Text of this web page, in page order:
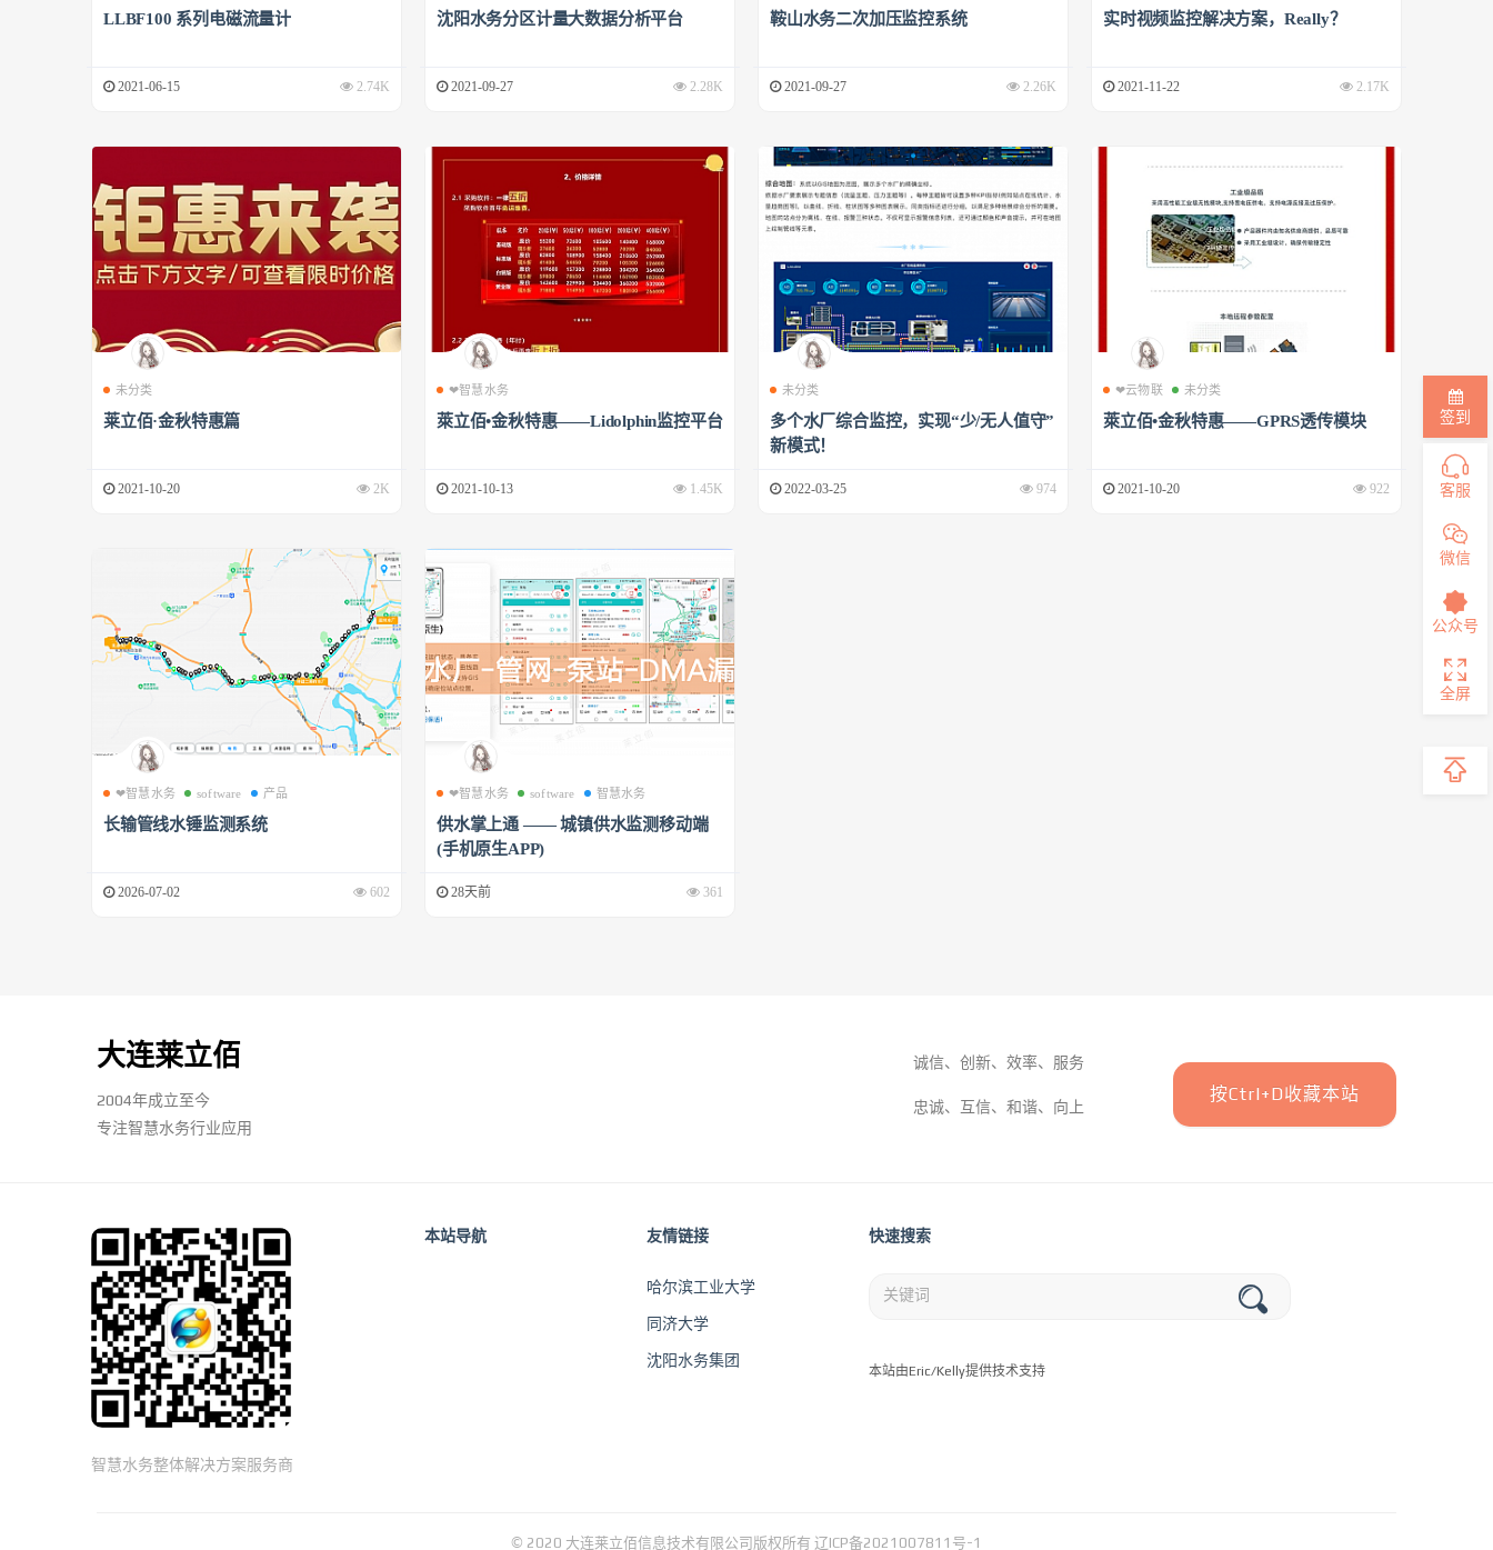
LLBF100 系列电磁流量计
2021-06-15 2.74K
沈阳水务分区计量大数据分析平台
2021-09-27 2.28K
鞍山水务二次加压监控系统
2021-09-27 2.26K
实时视频监控解决方案，Really？
2021-11-22 2.17K
未分类
莱立佰·金秋特惠篇
2021-10-20 2K
❤智慧水务
萊立佰•金秋特惠——Lidolphin监控平台
2021-10-13 1.45K
未分类
多个水厂综合监控，实现“少/无人值守”
新模式！
2022-03-25 974
❤云物联 未分类
萊立佰•金秋特惠——GPRS透传模块
2021-10-20 922
❤智慧水务 software 产品
长输管线水锤监测系统
2026-07-02 602
❤智慧水务 software 智慧水务
供水掌上通 —— 城镇供水监测移动端
(手机原生APP)
28天前 361
大连莱立佰
2004年成立至今
专注智慧水务行业应用
按Ctrl+D收藏本站
诚信、创新、效率、服务
忠诚、互信、和谐、向上
智慧水务整体解决方案服务商
本站导航 友情链接
哈尔滨工业大学
同济大学
沈阳水务集团
快速搜索
本站由Eric/Kelly提供技术支持
© 2020 大连莱立佰信息技术有限公司版权所有 辽ICP备2021007811号-1
签到
客服
微信
公众号
全屏